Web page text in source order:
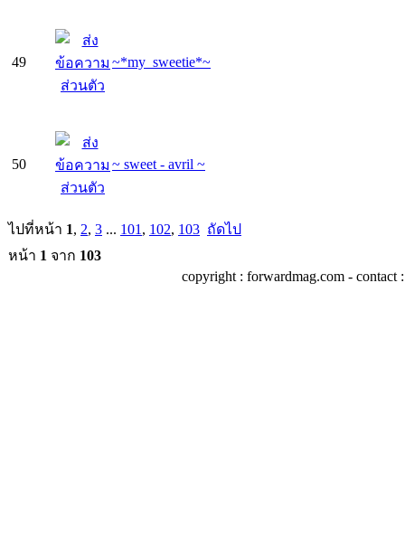
49 ~*my_sweetie*~
50 ~ sweet - avril ~
ไปที่หน้า 1, 2, 3 ... 101 , 102, 103 ถัดไป
หน้า 1 จาก 103
copyright : forwardmag.com - contact